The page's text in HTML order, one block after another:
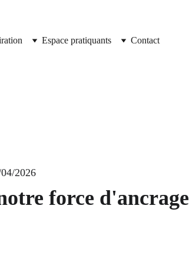
Espace pratiquants Contact
2026
force d'ancrage